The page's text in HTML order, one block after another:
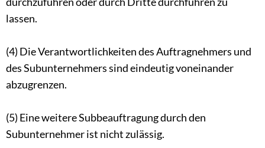
lassen.
(4) Die Verantwortlichkeiten des Auftragnehmers und
des Subunternehmers sind eindeutig voneinander
abzugrenzen.
(5) Eine weitere Subbeauftragung durch den
Subunternehmer ist nicht zulässig.